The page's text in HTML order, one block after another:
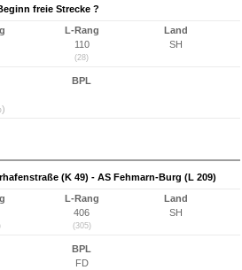
freie Strecke ?
L-Rang
110
(28)
Land
SH
BPL
(K 49) - AS Fehmarn-Burg (L 209)
L-Rang
406
(305)
Land
SH
BPL
FD